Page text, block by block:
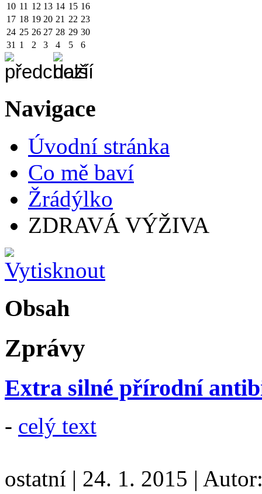
10 11 12 13 14 15 16
17 18 19 20 21 22 23
24 25 26 27 28 29 30
31 1 2 3 4 5 6
Navigace
Úvodní stránka
Co mě baví
Žrádýlko
ZDRAVÁ VÝŽIVA
Obsah
Zprávy
Extra silné přírodní
- celý text
ostatní | 24. 1. 2015 |